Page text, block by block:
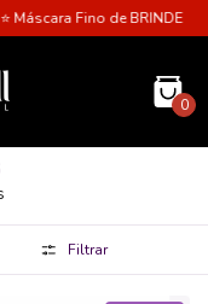
Fino de BRINDE
0
Filtrar